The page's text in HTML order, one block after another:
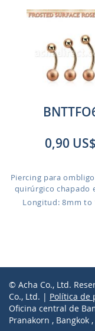
0,90 US$
Piercing para
quirúrgico chapado
Longitud: 8mm to
© Acha Co., Ltd.
Co., Ltd. | Política de
Oficina central de
Pranakorn , Bangkok